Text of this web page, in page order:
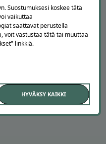
Suostumuksesi koskee tätä
vaikuttaa
saattavat perustella
voit vastustaa tätä tai muuttaa
linkkiä.
HYVÄKSY KAIKKI